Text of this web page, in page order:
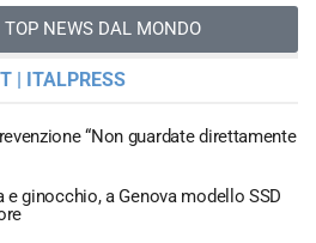
TOP NEWS DAL MONDO
| ITALPRESS
“Non guardate direttamente
ginocchio, a Genova modello SSD